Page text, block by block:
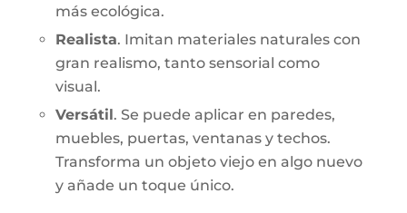
más ecológica.
Realista. Imitan materiales naturales con
gran realismo, tanto sensorial como
visual.
Versátil . Se puede aplicar en paredes,
muebles, puertas, ventanas y techos.
Transforma un objeto viejo en algo nuevo
y añade un toque único.